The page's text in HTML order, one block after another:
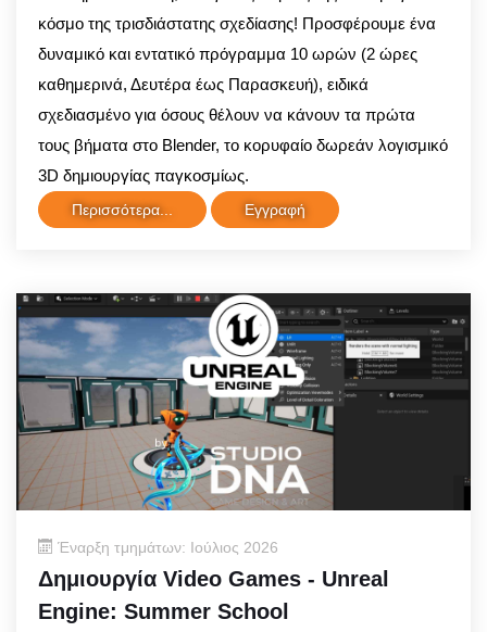
κόσμο της τρισδιάστατης σχεδίασης! Προσφέρουμε ένα
δυναμικό και εντατικό πρόγραμμα 10 ωρών (2 ώρες
καθημερινά, Δευτέρα έως Παρασκευή), ειδικά
σχεδιασμένο για όσους θέλουν να κάνουν τα πρώτα
τους βήματα στο Blender, το κορυφαίο δωρεάν λογισμικό
3D δημιουργίας παγκοσμίως.
Περισσότερα... Εγγραφή
Έναρξη τμημάτων: Ιούλιος 2026
Δημιουργία Video Games - Unreal
Engine: Summer School